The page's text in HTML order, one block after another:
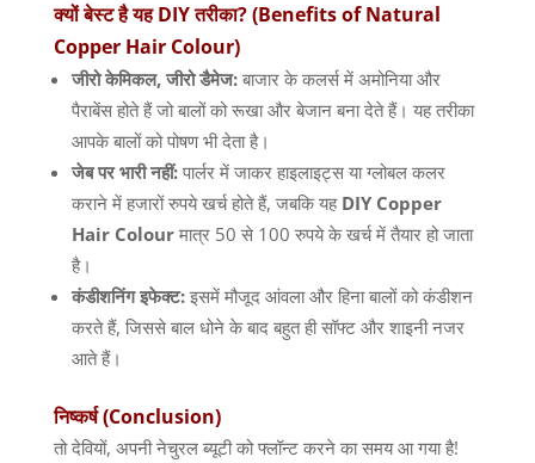
क्योंबेस्टहैयहDIYतरीका? (Benefits of Natural
Copper Hair Colour)
जीरो केमिकल, जीरो डैमेज: बाजार के कलर्स में अमोनिया और
पैराबेंस होते हैं जो बालों को रूखा और बेजान बना देते हैं। यह तरीका
आपके बालों को पोषण भी देता है।
जेब पर भारी नहीं: पार्लर में जाकर हाइलाइट्स या ग्लोबल कलर
कराने में हजारों रुपये खर्च होते हैं, जबकि यह DIY Copper
Hair Colour मात्र50 से100 रुपये के खर्च में तैयार हो जाता
है।
कंडीशनिंग इफेक्ट: इसमें मौजूद आंवला और हिना बालों को कंडीशन
करते हैं, जिससे बाल धोने के बाद बहुत ही सॉफ्ट और शाइनी नजर
आते हैं।
निष्कर्ष(Conclusion)
तो देवियों, अपनी नेचुरल ब्यूटी को फ्लॉन्ट करने का समय आ गया है!